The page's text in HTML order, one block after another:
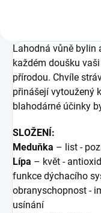
Lahodná vůně bylin
každém doušku
přírodou. Chvíle
přinášejí vytoužený
blahodárné účinky
SLOŽENÍ:
Meduňka – list -
Lípa – květ -
funkce dýchacího
obranyschopnost -
usínání